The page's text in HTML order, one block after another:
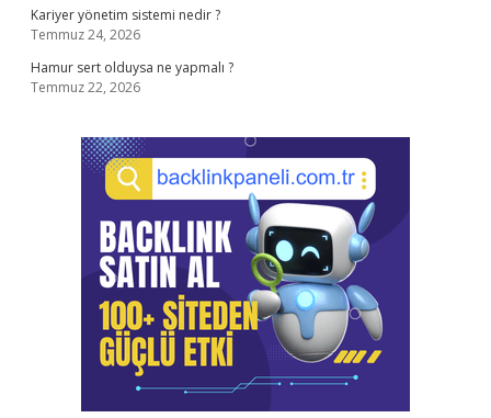
Kariyer yönetim sistemi nedir ?
Temmuz 24, 2026
Hamur sert olduysa ne yapmalı ?
Temmuz 22, 2026